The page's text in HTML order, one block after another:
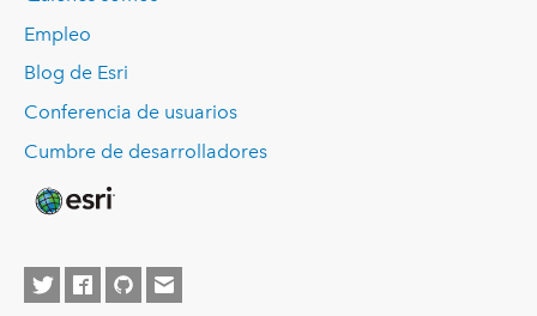
Empleo
Blog de Esri
Conferencia de usuarios
Cumbre de desarrolladores